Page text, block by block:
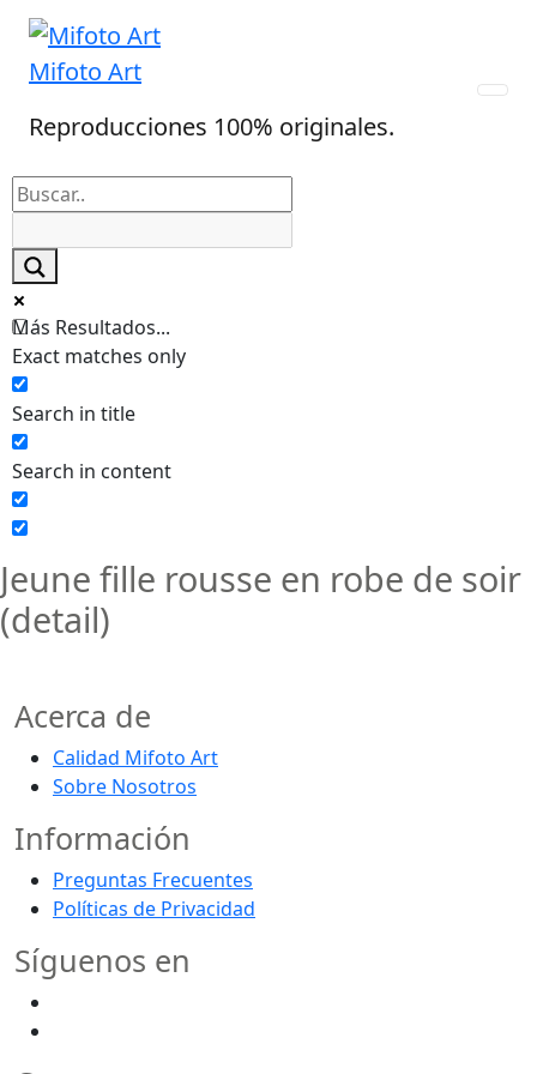
Skip
content
Mifoto Art
Reproducciones 100% originales.
Más Resultados...
Exact matches only
Search in title
Search in content
Jeune fille rousse en robe de soir
(detail)
Acerca de
Calidad Mifoto Art
Sobre Nosotros
Información
Preguntas Frecuentes
Políticas de Privacidad
Síguenos en